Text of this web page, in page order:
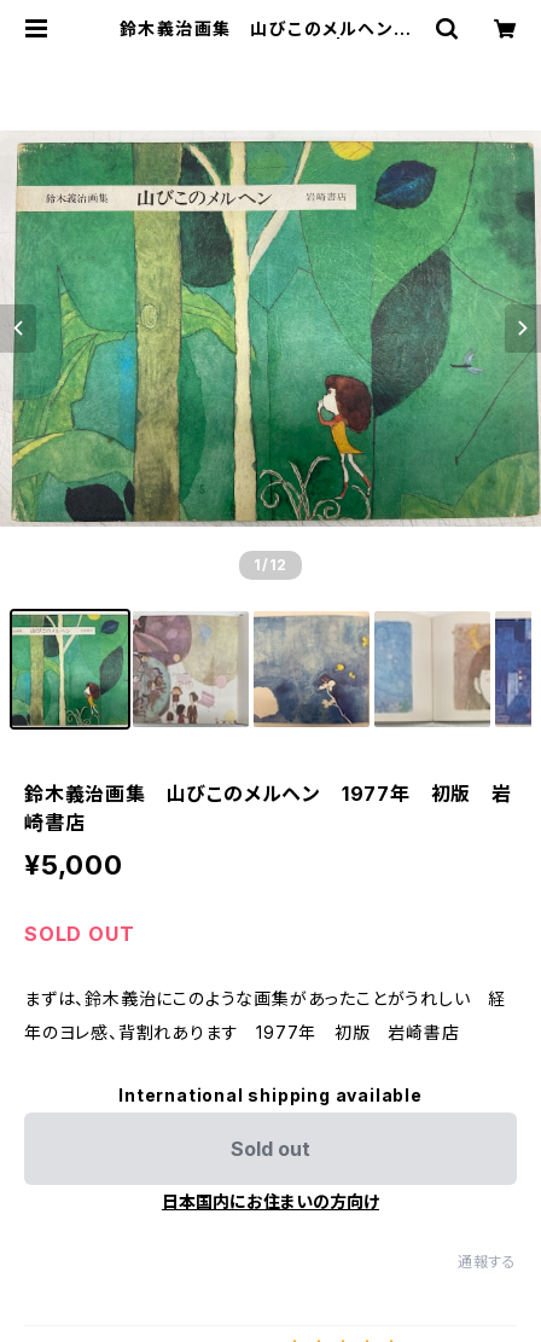
鈴木義治画集 山びこのメルヘン 1
1 /12
鈴木義治画集 山びこのメルヘン 1977年 初版 岩
崎書店
¥5,000
SOLD OUT
まずは、鈴木義治にこのような画集があったことがうれしい 経
年のヨレ感、背割れあります 1977年 初版 岩崎書店
International shipping available
Sold out
日本国内にお住まいの方向け
通報する